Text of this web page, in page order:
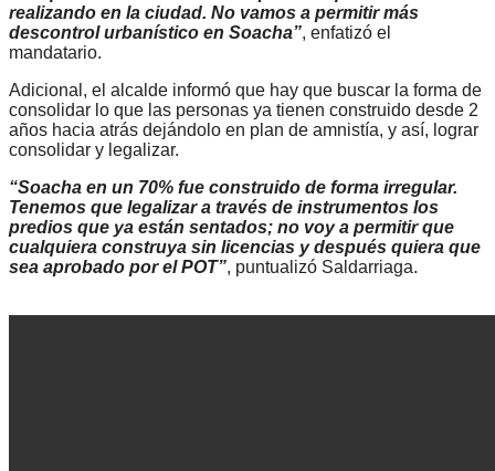
realizando en la ciudad. No vamos a permitir más
descontrol urbanístico en Soacha”, enfatizó el
mandatario.
Adicional, el alcalde informó que hay que buscar la forma de
consolidar lo que las personas ya tienen construido desde 2
años hacia atrás dejándolo en plan de amnistía, y así, lograr
consolidar y legalizar.
“Soacha en un 70% fue construido de forma irregular.
Tenemos que legalizar a través de instrumentos los
predios que ya están sentados; no voy a permitir que
cualquiera construya sin licencias y después quiera que
sea aprobado por el POT”, puntualizó Saldarriaga.